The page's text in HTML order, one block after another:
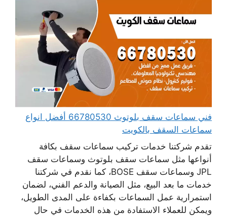
فني سماعات سقف بلوتوث 66780530 أفضل انواع
سماعات السقف بالكويت
تقدم شركتنا خدمات تركيب سماعات سقف بكافة
أنواعها مثل سماعات سقف بلوتوث وسماعات سقف
JPL وسماعات سقف BOSE، كما نقدم في شركتنا
خدمات ما بعد البيع، مثل الصيانة والدعم الفني، لضمان
استمرارية عمل السماعات بكفاءة على المدى الطويل،
ويمكن للعملاء الاستفادة من هذه الخدمات في حال